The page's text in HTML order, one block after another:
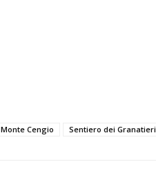
Monte Cengio Sentiero dei Granatieri